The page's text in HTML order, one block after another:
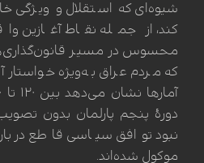
شیوه‌ای که استقلال و ویژگی
کند، از جمله نقاط آغازین
محسوس در مسیر
که مردم عراق به‌ویژه
دورهٔ پنجم پارلمان بدون
نبود توافق سیاسی قاطع
موکول شده‌اند.